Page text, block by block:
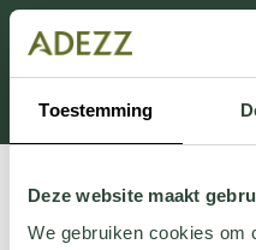
Toestemming
Deze website maakt
We gebruiken cookies om
Dit onderdeel is
Als je informatie mist
168 of mailen